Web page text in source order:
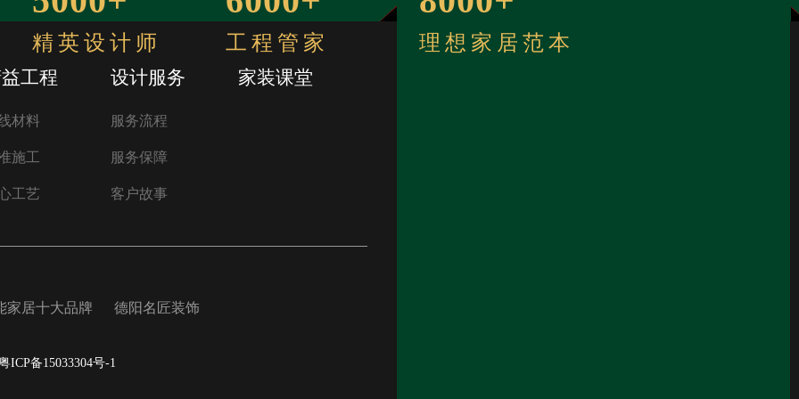
精英设计师 工程管家 理想家居范本
工程
材料
施工
工艺
设计服务
服务流程
服务保障
客户故事
家装课堂
家居十大品牌 德阳名匠装饰
ICP备15033304号-1